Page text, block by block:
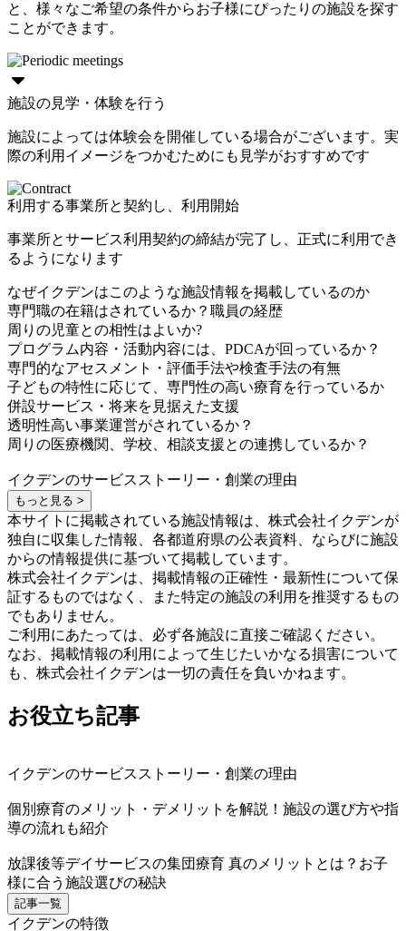
と、様々なご希望の条件からお子様にぴったりの施設を探す
ことができます。
施設の見学・体験を行う
施設によっては体験会を開催している場合がございます。実
際の利用イメージをつかむためにも見学がおすすめです
利用する事業所と契約し、利用開始
事業所とサービス利用契約の締結が完了し、正式に利用でき
るようになります
なぜイクデンはこのような施設情報を掲載しているのか
専門職の在籍はされているか？職員の経歴
周りの児童との相性はよいか?
プログラム内容・活動内容には、PDCAが回っているか？
専門的なアセスメント・評価手法や検査手法の有無
子どもの特性に応じて、専門性の高い療育を行っているか
併設サービス・将来を見据えた支援
透明性高い事業運営がされているか？
周りの医療機関、学校、相談支援との連携しているか？
イクデンのサービスストーリー・創業の理由
もっと見る >
本サイトに掲載されている施設情報は、株式会社イクデンが
独自に収集した情報、各都道府県の公表資料、ならびに施設
からの情報提供に基づいて掲載しています。
株式会社イクデンは、掲載情報の正確性・最新性について保
証するものではなく、また特定の施設の利用を推奨するもの
でもありません。
ご利用にあたっては、必ず各施設に直接ご確認ください。
なお、掲載情報の利用によって生じたいかなる損害について
も、株式会社イクデンは一切の責任を負いかねます。
お役立ち記事
イクデンのサービスストーリー・創業の理由
個別療育のメリット・デメリットを解説！施設の選び方や指
導の流れも紹介
放課後等デイサービスの集団療育 真のメリットとは？お子
様に合う施設選びの秘訣
記事一覧
イクデンの特徴